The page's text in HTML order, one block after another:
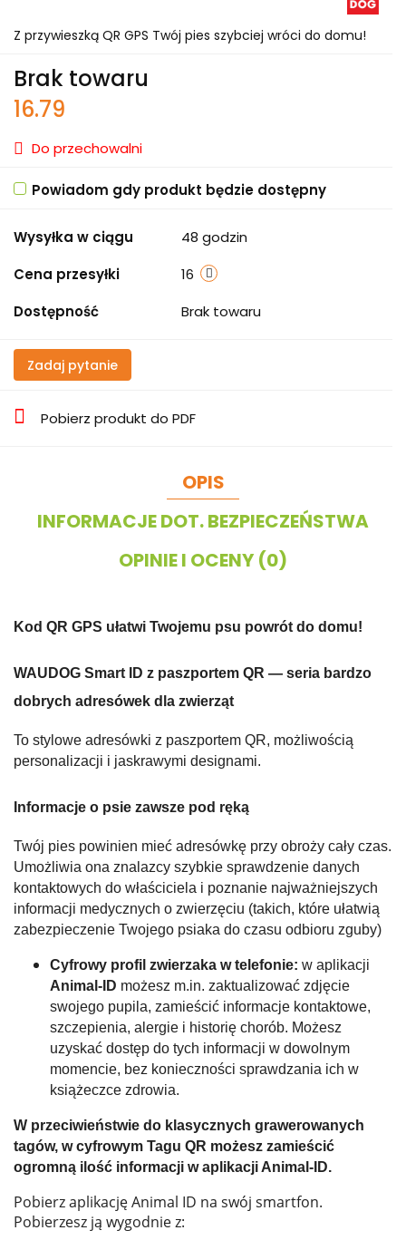
Z przywieszką QR GPS Twój pies szybciej wróci do domu!
Brak towaru
16.79
Do przechowalni
Powiadom gdy produkt będzie dostępny
Wysyłka w ciągu
48 godzin
Cena przesyłki
16
Dostępność
Brak towaru
Zadaj pytanie
Pobierz produkt do PDF
OPIS
INFORMACJE DOT. BEZPIECZEŃSTWA
OPINIE I OCENY (0)
Kod QR GPS ułatwi Twojemu psu powrót do domu!
WAUDOG Smart ID z paszportem QR — seria bardzo
dobrych adresówek dla zwierząt
To stylowe adresówki z paszportem QR, możliwością
personalizacji i jaskrawymi designami.
Informacje o psie zawsze pod ręką
Twój pies powinien mieć adresówkę przy obroży cały czas.
Umożliwia ona znalazcy szybkie sprawdzenie danych
kontaktowych do właściciela i poznanie najważniejszych
informacji medycznych o zwierzęciu (takich, które ułatwią
zabezpieczenie Twojego psiaka do czasu odbioru zguby)
Cyfrowy profil zwierzaka w telefonie: w aplikacji
Animal-ID możesz m.in. zaktualizować zdjęcie
swojego pupila, zamieścić informacje kontaktowe,
szczepienia, alergie i historię chorób. Możesz
uzyskać dostęp do tych informacji w dowolnym
momencie, bez konieczności sprawdzania ich w
książeczce zdrowia.
W przeciwieństwie do klasycznych grawerowanych
tagów, w cyfrowym Tagu QR możesz zamieścić
ogromną ilość informacji w aplikacji Animal-ID.
Pobierz aplikację Animal ID na swój smartfon.
Pobierzesz ją wygodnie z: